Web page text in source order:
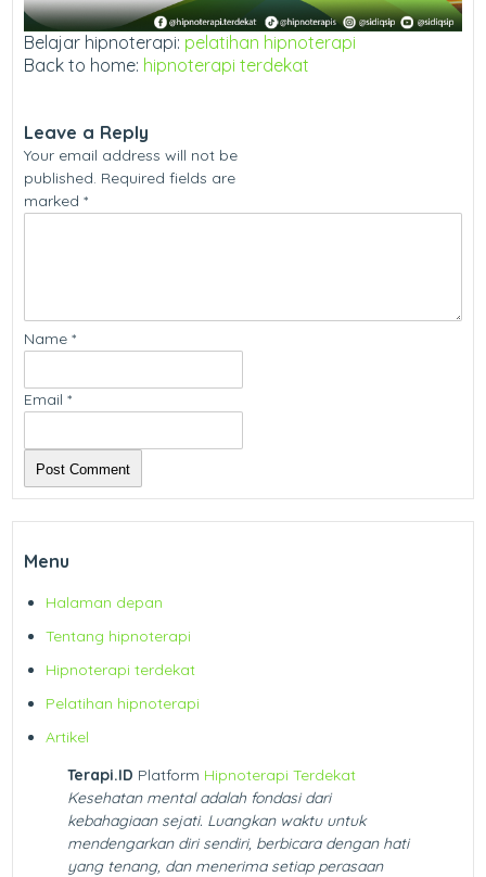
Belajar hipnoterapi: pelatihan hipnoterapi
Back to home: hipnoterapi terdekat
Leave a Reply
Your email address will not be
published. Required fields are
marked*
Name*
Email*
Menu
Halaman depan
Tentang hipnoterapi
Hipnoterapi terdekat
Pelatihan hipnoterapi
Artikel
Terapi.ID Platform Hipnoterapi Terdekat
Kesehatan mental adalah fondasi dari
kebahagiaan sejati. Luangkan waktu untuk
mendengarkan diri sendiri, berbicara dengan hati
yang tenang, dan menerima setiap perasaan